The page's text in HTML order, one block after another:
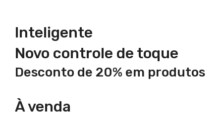
Inteligente
Novo controle de toque
Desconto de 20% em produtos
À venda